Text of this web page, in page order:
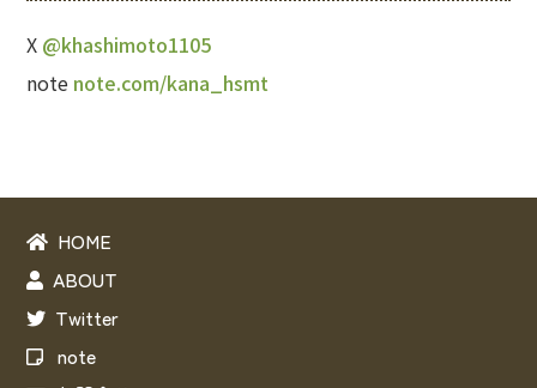
X @khashimoto1105
note note.com/kana_hsmt
HOME
ABOUT
Twitter
note